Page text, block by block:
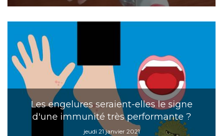
Les engelures seraient-elles le signe
d'une immunité très performante ?
jeudi 21 janvier 2021